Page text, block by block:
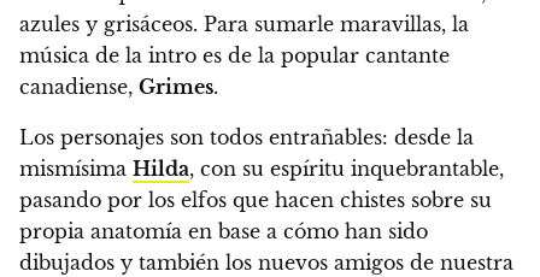
azules y grisáceos. Para sumarle maravillas, la
música de la intro es de la popular cantante
canadiense, Grimes.
Los personajes son todos entrañables: desde la
mismísima Hilda, con su espíritu inquebrantable,
pasando por los elfos que hacen chistes sobre su
propia anatomía en base a cómo han sido
dibujados y también los nuevos amigos de nuestra